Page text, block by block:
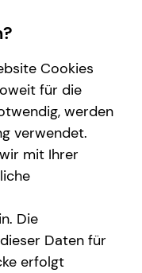
Cookies
für die
werden
verwendet.
mit Ihrer
Die
Daten für
erfolgt